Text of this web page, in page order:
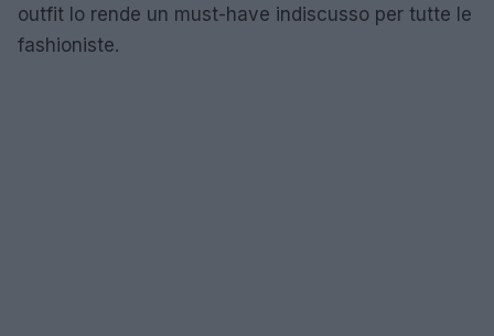
outfit lo rende un must-have indiscusso per tutte le
fashioniste.